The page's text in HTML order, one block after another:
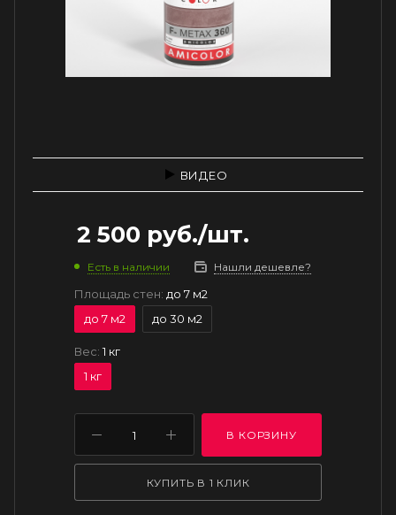
ВИДЕО
2 500 руб./шт.
Есть в наличии Нашли дешевле?
Площадь стен: до 7 м2
до 7 м2
до 30 м2
Вес: 1 кг
1 кг
В КОРЗИНУ
КУПИТЬ В 1 КЛИК